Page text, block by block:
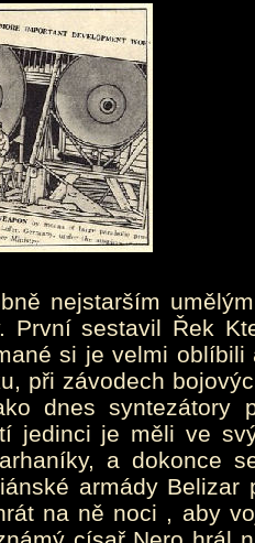
nejstarším
První sestavil Řek
si je velmi
při závodech
dnes syntezátory
jedinci je měli ve
a dokonce
armády Belizar
na ně noci , aby